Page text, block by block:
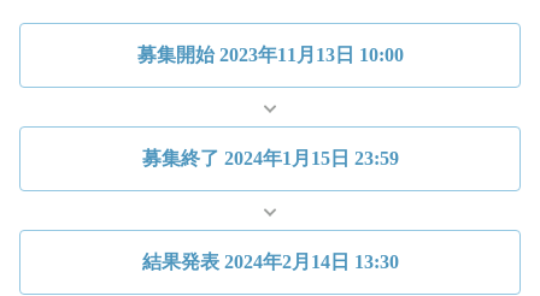
募集開始2023年11月13日 10:00
募集終了 2024年1月15日 23:59
結果発表 2024年2月14日 13:30